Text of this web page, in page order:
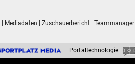
| Mediadaten | Zuschauerbericht | Teammanager
| Portaltechnologie: